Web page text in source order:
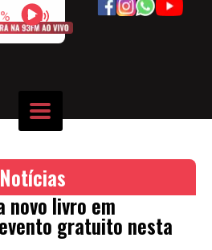
Notícias
novo livro em
gratuito nesta